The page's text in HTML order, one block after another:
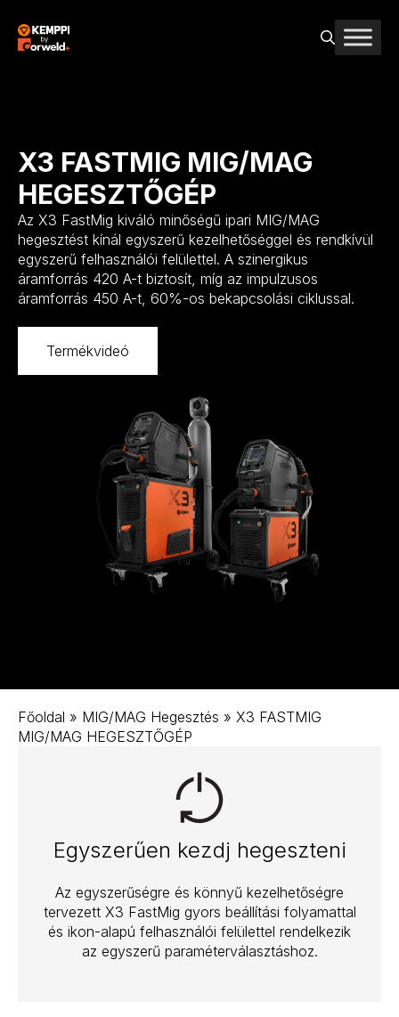
tartalomba
X3 FASTMIG MIG/MAG
HEGESZTŐGÉP
Az X3 FastMig kiváló minőségű ipari MIG/MAG
hegesztést kínál egyszerű kezelhetőséggel és rendkívül
egyszerű felhasználói felülettel. A szinergikus
áramforrás 420 A-t biztosít, míg az impulzusos
áramforrás 450 A-t, 60%-os bekapcsolási ciklussal.
Termékvideó
Főoldal » MIG/MAG Hegesztés » X3 FASTMIG
MIG/MAG HEGESZTŐGÉP
Egyszerűen kezdj hegeszteni
Az egyszerűségre és könnyű kezelhetőségre
tervezett X3 FastMig gyors beállítási folyamattal
és ikon-alapú felhasználói felülettel rendelkezik
az egyszerű paraméterválasztáshoz.